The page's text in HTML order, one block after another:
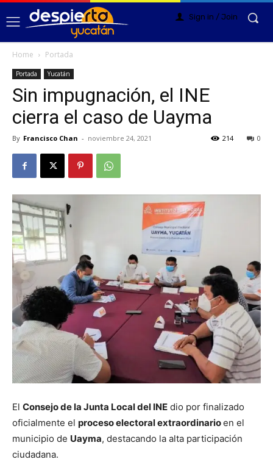
Sign in / Join
Home Portada
Portada Yucatán
Sin impugnación, el INE
cierra el caso de Uayma
By Francisco Chan - noviembre 24, 2021 0
214
El Consejo de la Junta Local del INE dio por finalizado
oficialmente el proceso electoral extraordinarioen el
municipio de Uayma, destacando la alta participación
ciudadana.